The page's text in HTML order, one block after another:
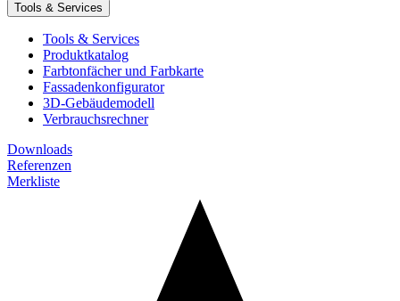
Tools & Services
Tools & Services
Produktkatalog
Farbtonfächer und Farbkarte
Fassadenkonfigurator
3D-Gebäudemodell
Verbrauchsrechner
Downloads
Referenzen
Merkliste